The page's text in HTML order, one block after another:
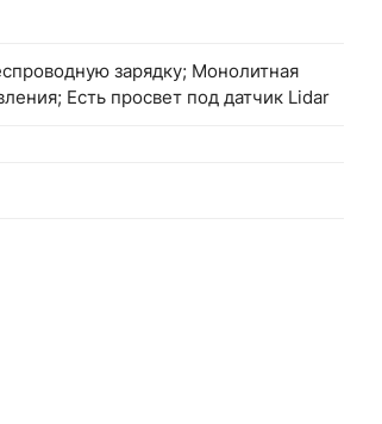
зарядку; Монолитная
Есть просвет под датчик Lidar